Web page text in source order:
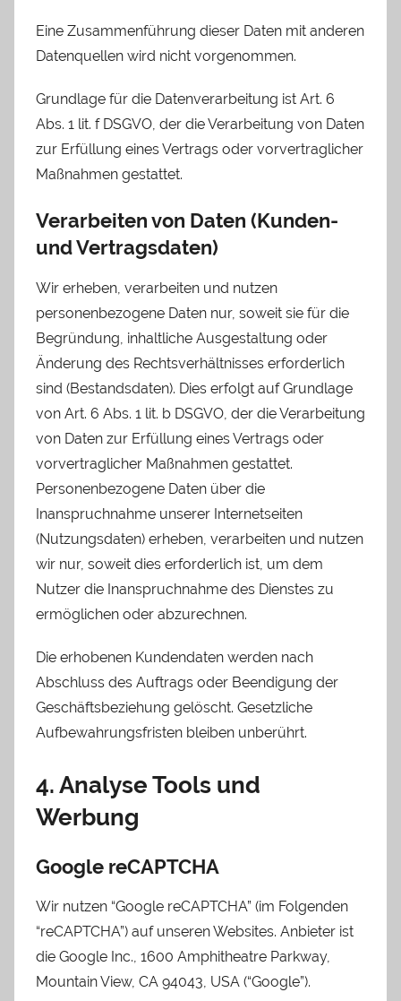
Eine Zusammenführung dieser Daten mit anderen
Datenquellen wird nicht vorgenommen.
Grundlage für die Datenverarbeitung ist Art. 6
Abs. 1 lit. f DSGVO, der die Verarbeitung von Daten
zur Erfüllung eines Vertrags oder vorvertraglicher
Maßnahmen gestattet.
Verarbeiten von Daten (Kunden-
und Vertragsdaten)
Wir erheben, verarbeiten und nutzen
personenbezogene Daten nur, soweit sie für die
Begründung, inhaltliche Ausgestaltung oder
Änderung des Rechtsverhältnisses erforderlich
sind (Bestandsdaten). Dies erfolgt auf Grundlage
von Art. 6 Abs. 1 lit. b DSGVO, der die Verarbeitung
von Daten zur Erfüllung eines Vertrags oder
vorvertraglicher Maßnahmen gestattet.
Personenbezogene Daten über die
Inanspruchnahme unserer Internetseiten
(Nutzungsdaten) erheben, verarbeiten und nutzen
wir nur, soweit dies erforderlich ist, um dem
Nutzer die Inanspruchnahme des Dienstes zu
ermöglichen oder abzurechnen.
Die erhobenen Kundendaten werden nach
Abschluss des Auftrags oder Beendigung der
Geschäftsbeziehung gelöscht. Gesetzliche
Aufbewahrungsfristen bleiben unberührt.
4. Analyse Tools und
Werbung
Google reCAPTCHA
Wir nutzen “Google reCAPTCHA” (im Folgenden
“reCAPTCHA”) auf unseren Websites. Anbieter ist
die Google Inc., 1600 Amphitheatre Parkway,
Mountain View, CA 94043, USA (“Google”).